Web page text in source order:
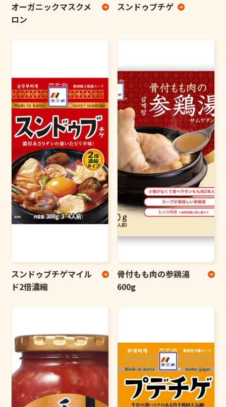
オーガニックマスクメ
ロン
スンドゥブチゲ
スンドゥブチゲマイル
ド2倍濃縮
骨付もも肉の参鶏湯
600g